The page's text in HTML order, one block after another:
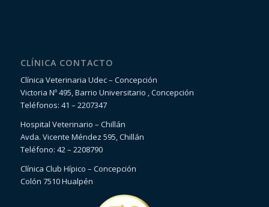
CLÍNICA CONTACTO
Clínica Veterinaria Udec – Concepción
Victoria Nº 495, Barrio Universitario , Concepción
Teléfonos: 41 – 2207347
Hospital Veterinario – Chillán
Avda. Vicente Méndez 595, Chillán
Teléfono: 42 – 2208790
Clínica Club Hípico – Concepción
Colón 7510 Hualpén